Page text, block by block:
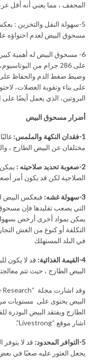
المجفف ، مما يعني أنه أقل
5-سهولة النقل والتخزين :
مسحوق البيض لعدم احتواؤه
6- مسحوق البيض له أهمية
على 286 جرام من
وضبط ضغط الدم والحفاظ على
البروتين، الذي يعمل أيضًا على
أضرار مسحوق البيض
1-فقدان النكهة والملمس:
مختلفان عن البيض الطازج ،
2-صعوبة تحديد صلاحيته :
يمكن
الصلاحية لكن قد يكون أمر
3-سهولة غشه:
فبعكس البيض
التي يصعب تقليدها فإن
يمكن بمواد أخرى أرخص
التكلفة أو كنوع من الغش
في البلد المستهلك
4-القيمة الغذائية:
قد لا يكون
البيض الطازج ، حيث تتم
البيض يحتوى على مستويات
الطازج ويفتقد البيض البودرة
اشار موقع “Livestrong”.
5-التوافر المحدود:
قد لا
يجعل العثور عليه صعبًا في